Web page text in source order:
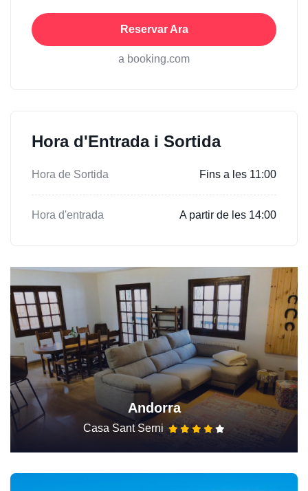
Reservar Ara
a booking.com
Hora d'Entrada i Sortida
Hora de Sortida Fins a les 11:00
Hora d'entrada A partir de les 14:00
Andorra
Casa Sant Serni